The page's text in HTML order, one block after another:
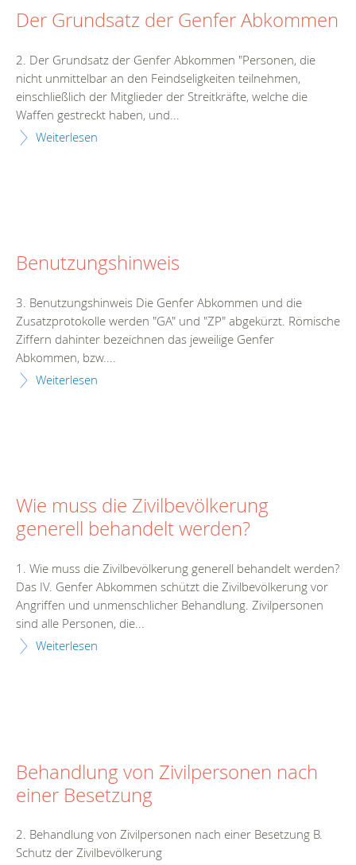
Der Grundsatz der Genfer Abkommen
2. Der Grundsatz der Genfer Abkommen "Personen, die
nicht unmittelbar an den Feindseligkeiten teilnehmen,
einschließlich der Mitglieder der Streitkräfte, welche die
Waffen gestreckt haben, und...
Weiterlesen
Benutzungshinweis
3. Benutzungshinweis Die Genfer Abkommen und die
Zusatzprotokolle werden "GA" und "ZP" abgekürzt. Römische
Ziffern dahinter bezeichnen das jeweilige Genfer
Abkommen, bzw....
Weiterlesen
Wie muss die Zivilbevölkerung
generell behandelt werden?
1. Wie muss die Zivilbevölkerung generell behandelt werden?
Das IV. Genfer Abkommen schützt die Zivilbevölkerung vor
Angriffen und unmenschlicher Behandlung. Zivilpersonen
sind alle Personen, die...
Weiterlesen
Behandlung von Zivilpersonen nach
einer Besetzung
2. Behandlung von Zivilpersonen nach einer Besetzung B.
Schutz der Zivilbevölkerung